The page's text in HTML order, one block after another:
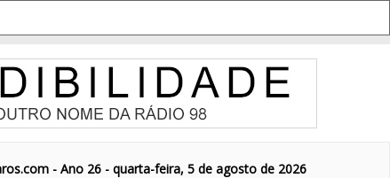
- Ano 26 - quarta-feira, 5 de agosto de 2026